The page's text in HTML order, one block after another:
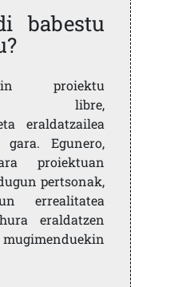
babestu
proiektu
libre,
eraldatzailea
Egunero,
proiektuan
pertsonak,
errealitatea
eraldatzen